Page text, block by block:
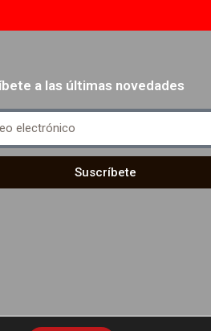
a las últimas novedades
Suscríbete